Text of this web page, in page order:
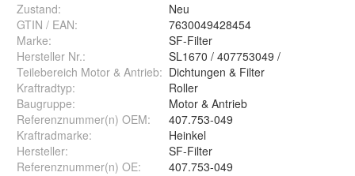
Zustand:
Neu
GTIN / EAN:
7630049428454
Marke:
SF-Filter
Hersteller Nr.:
SL1670 / 407753049 /
Teilebereich Motor & Antrieb: Dichtungen & Filter
Kraftradtyp:
Roller
Baugruppe:
Motor & Antrieb
Referenznummer(n) OEM:
407.753-049
Kraftradmarke:
Heinkel
Hersteller:
SF-Filter
Referenznummer(n) OE: 407.753-049